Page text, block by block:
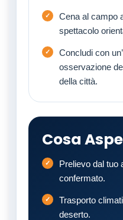
Cena al campo
spettacolo
Concludi con
osservazione
della città.
Cosa
Prelievo dal tuo
confermato.
Trasporto
deserto.